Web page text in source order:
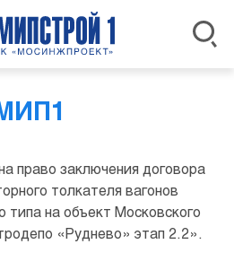
право заключения договора
толкателя вагонов
типа на объект Московского
«Руднево» этап 2.2».